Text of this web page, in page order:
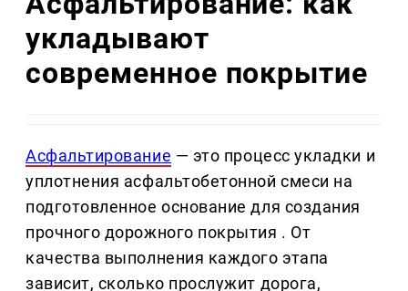
укладывают
современное покрытие
Асфальтирование — это процесс укладки и
уплотнения асфальтобетонной смеси на
подготовленное основание для создания
прочного дорожного покрытия . От
качества выполнения каждого этапа
зависит, сколько прослужит дорога,